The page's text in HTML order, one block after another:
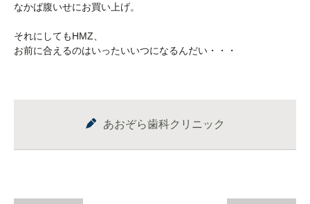
なかば腹いせにお買い上げ。
それにしてもHMZ、
お前に合えるのはいったいいつになるんだい・・・
あおぞら歯科クリニック